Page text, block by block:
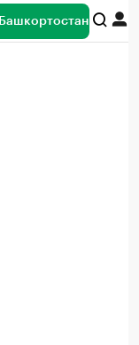
Башкортостан